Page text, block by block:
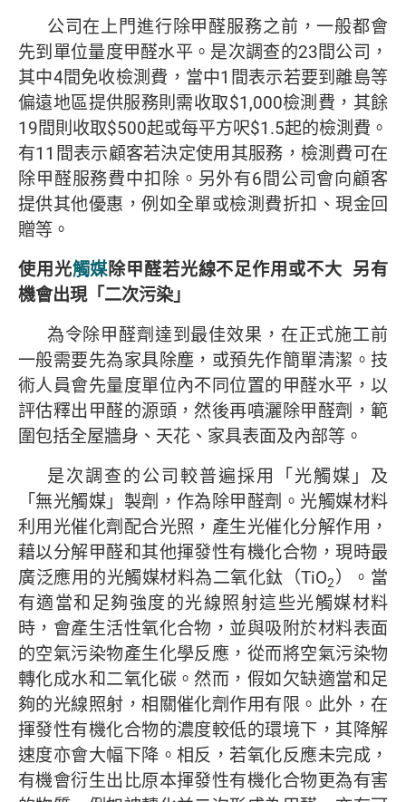
公司在上門進行除甲醛服務之前，一般都會
先到單位量度甲醛水平。是次調查的23間公司，
其中4間免收檢測費，當中1間表示若要到離島等
偏遠地區提供服務則需收取$1,000檢測費，其餘
19間則收取$500起或每平方呎$1.5起的檢測費。
有11間表示顧客若決定使用其服務，檢測費可在
除甲醛服務費中扣除。另外有6間公司會向顧客
提供其他優惠，例如全單或檢測費折扣、現金回
贈等。
使用光觸媒除甲醛若光線不足作用或不大 另有
機會出現「二次污染」
為令除甲醛劑達到最佳效果，在正式施工前
一般需要先為家具除塵，或預先作簡單清潔。技
術人員會先量度單位內不同位置的甲醛水平，以
評估釋出甲醛的源頭，然後再噴灑除甲醛劑，範
圍包括全屋牆身、天花、家具表面及內部等。
是次調查的公司較普遍採用「光觸媒」及
「無光觸媒」製劑，作為除甲醛劑。光觸媒材料
利用光催化劑配合光照，產生光催化分解作用，
藉以分解甲醛和其他揮發性有機化合物，現時最
廣泛應用的光觸媒材料為二氧化鈦（TiO2）。當
有適當和足夠強度的光線照射這些光觸媒材料
時，會產生活性氧化合物，並與吸附於材料表面
的空氣污染物產生化學反應，從而將空氣污染物
轉化成水和二氧化碳。然而，假如欠缺適當和足
夠的光線照射，相關催化劑作用有限。此外，在
揮發性有機化合物的濃度較低的環境下，其降解
速度亦會大幅下降。相反，若氧化反應未完成，
有機會衍生出比原本揮發性有機化合物更為有害